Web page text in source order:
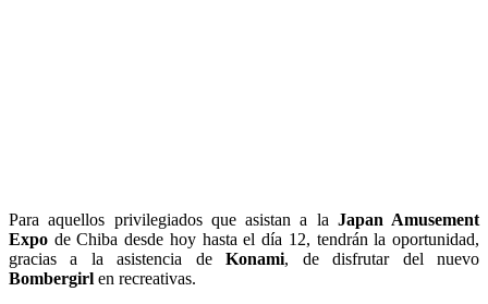
Para aquellos privilegiados que asistan a la Japan Amusement
Expo de Chiba desde hoy hasta el día 12, tendrán la oportunidad,
gracias a la asistencia deKonami, de disfrutar del nuevo
Bombergirl en recreativas.